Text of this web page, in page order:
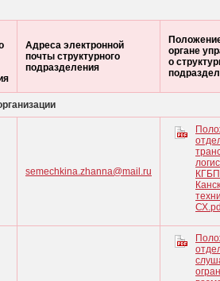
Адреса электронной
почты структурного
подразделения
органе
о
semechkina.zhanna@mail.ru